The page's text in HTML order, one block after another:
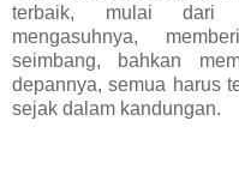
terbaik, mulai dari
mengasuhnya,
seimbang, bahkan
depannya, semua harus
sejak dalam kandungan.